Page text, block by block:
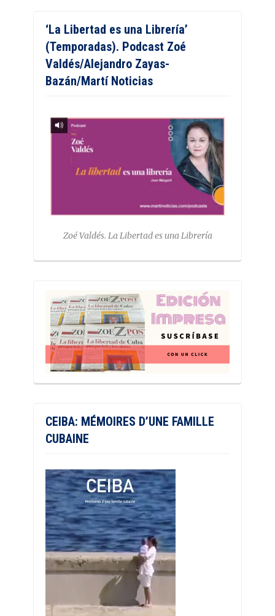
‘La Libertad es una Librería’
(Temporadas). Podcast Zoé
Valdés/Alejandro Zayas-
Bazán/Martí Noticias
Zoé Valdés. La Libertad es una Librería
CEIBA: MÉMOIRES D’UNE FAMILLE
CUBAINE